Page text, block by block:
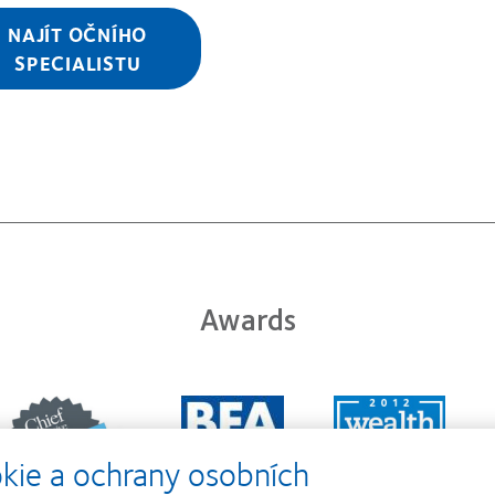
NAJÍT OČNÍHO
SPECIALISTU
Awards
Learn Learn
more
Cena
Learn
more
a ochrany osobních